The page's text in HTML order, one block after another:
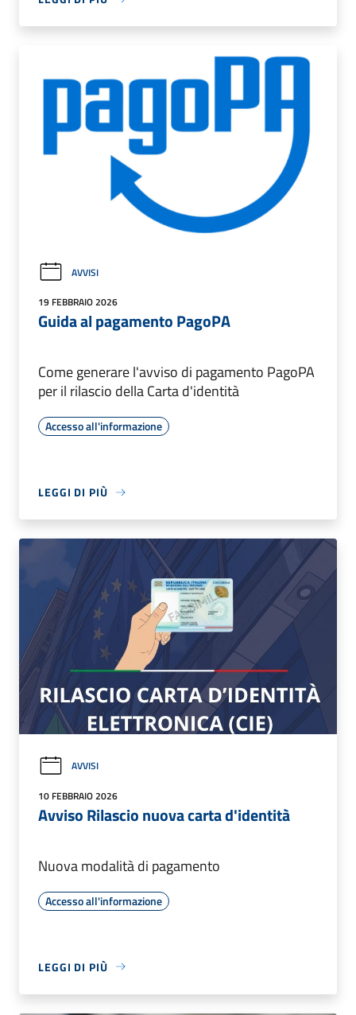
AVVISI
19 FEBBRAIO 2026
Guida al pagamento PagoPA
Come generare l'avviso di pagamento PagoPA
per il rilascio della Carta d'identità
Accesso all'informazione
LEGGI DI PIÙ
AVVISI
10 FEBBRAIO 2026
Avviso Rilascio nuova carta d'identità
Nuova modalità di pagamento
Accesso all'informazione
LEGGI DI PIÙ